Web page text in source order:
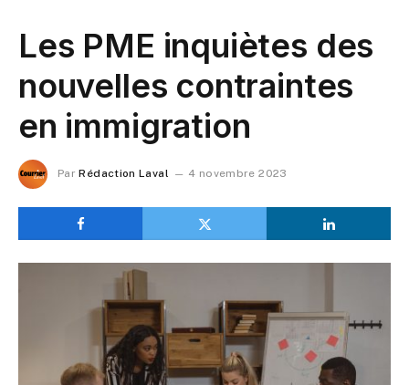
Les PME inquiètes des
nouvelles contraintes
en immigration
Par Rédaction Laval 4 novembre 2023